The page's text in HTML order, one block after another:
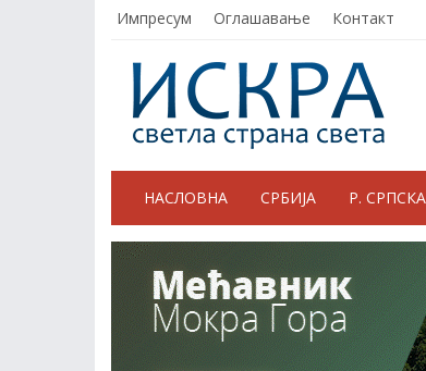
Импресум Оглашавање Контакт
НАСЛОВНА СРБИЈА Р. СРПСКА